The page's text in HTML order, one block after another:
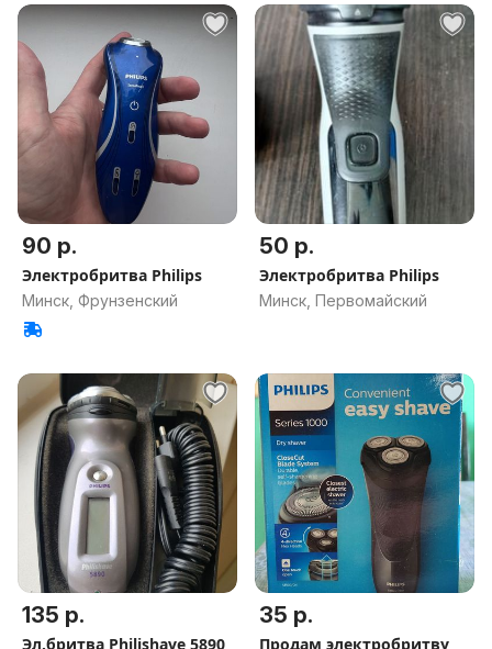
90 р.
Электробритва Philips
Минск, Фрунзенский
50 р.
Электробритва Philips
Минск, Первомайский
135 р.
Эл.бритва Philishave 5890
35 р.
Продам электробритву